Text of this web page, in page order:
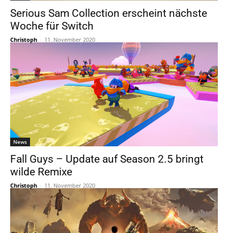
Serious Sam Collection erscheint nächste
Woche für Switch
Christoph - 11. November 2020
News
Fall Guys – Update auf Season 2.5 bringt
wilde Remixe
Christoph - 11. November 2020